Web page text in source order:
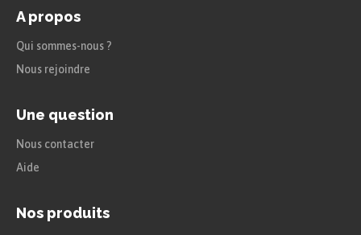
A propos
Qui sommes-nous ?
Nous rejoindre
Une question
Nous contacter
Aide
Nos produits